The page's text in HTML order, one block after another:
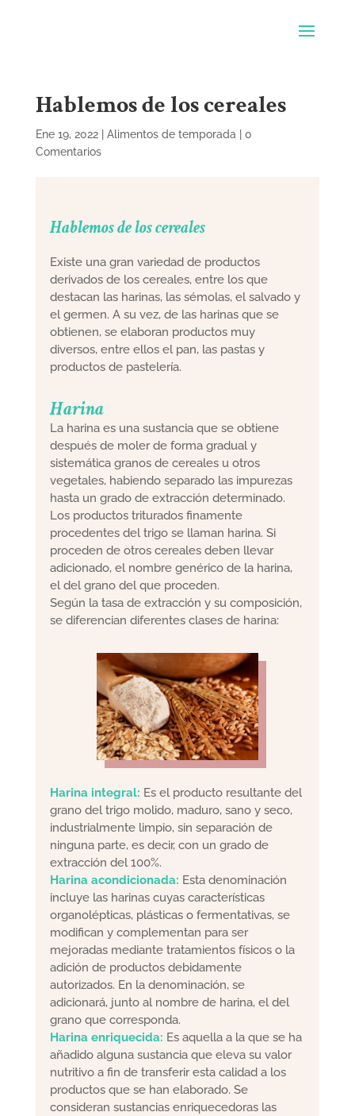
Hablemos de los cereales
Ene 19, 2022| Alimentos de temporada
0
Comentarios
Hablemos de los cereales
Existe una gran variedad de productos
derivados de los cereales, entre los que
destacan las harinas, las sémolas, el salvado y
el germen. A su vez, de las harinas que se
obtienen, se elaboran productos muy
diversos, entre ellos el pan, las pastas y
productos de pastelería.
Harina
La harina es una sustancia que se obtiene
después de moler de forma gradual y
sistemática granos de cereales u otros
vegetales, habiendo separado las impurezas
hasta un grado de extracción determinado.
Los productos triturados finamente
procedentes del trigo se llaman harina. Si
proceden de otros cereales deben llevar
adicionado, el nombre genérico de la harina,
el del grano del que proceden.
Según la tasa de extracción y su composición,
se diferencian diferentes clases de harina:
Harina integral: Es el producto resultante del
grano del trigo molido, maduro, sano y seco,
industrialmente limpio, sin separación de
ninguna parte, es decir, con un grado de
extracción del 100%.
Harina acondicionada: Esta denominación
incluye las harinas cuyas características
organolépticas, plásticas o fermentativas, se
modifican y complementan para ser
mejoradas mediante tratamientos físicos o la
adición de productos debidamente
autorizados. En la denominación, se
adicionará, junto al nombre de harina, el del
grano que corresponda.
Harina enriquecida: Es aquella a la que se ha
añadido alguna sustancia que eleva su valor
nutritivo a fin de transferir esta calidad a los
productos que se han elaborado. Se
consideran sustancias enriquecedoras las